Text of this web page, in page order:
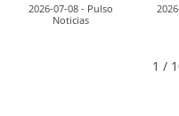
2026-07-08 - Pulso
Noticias
1 /